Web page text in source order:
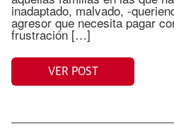
inadaptado, malvado, -
agresor que necesita pagar
frustración […]
VER POST